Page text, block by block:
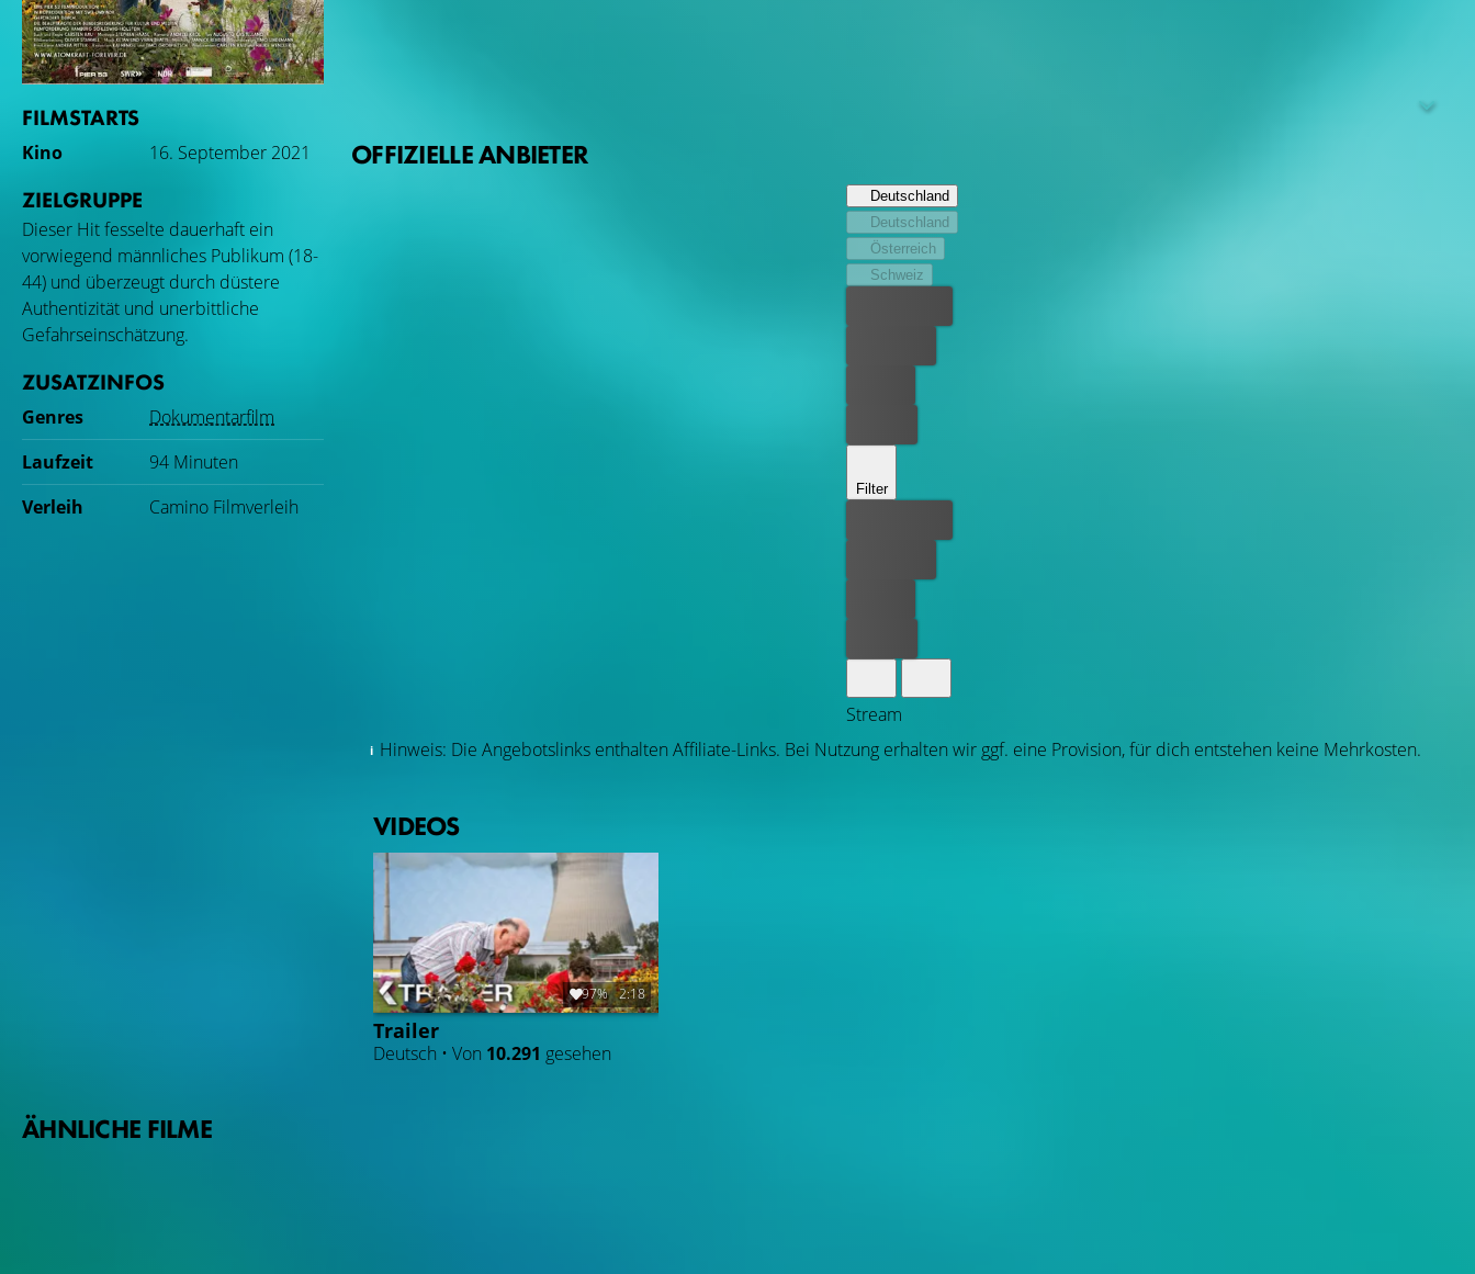
FILMSTARTS
Kino 16. September 2021
ZIELGRUPPE
Dieser Hit fesselte dauerhaft ein
vorwiegend männliches Publikum (18-
44) und überzeugt durch düstere
Authentizität und unerbittliche
Gefahrseinschätzung.
ZUSATZINFOS
Genres
Dokumentarfilm
Laufzeit
94 Minuten
Verleih
Camino Filmverleih
Kraftwerke, der Jahrzehnte dauern und viele Milliarden Euro verschlingen wird. Und europäische Nachbarn, die an der vermeintlich sauberen
OFFIZIELLE ANBIETER
Deutschland
Deutschland
Österreich
Schweiz
Filter
Stream
Hinweis: Die Angebotslinks enthalten Affiliate-Links. Bei Nutzung erhalten wir ggf. eine Provision, für dich entstehen keine Mehrkosten.
VIDEOS
97% 2:18
Trailer
Deutsch • Von 10.291 gesehen
ÄHNLICHE FILME